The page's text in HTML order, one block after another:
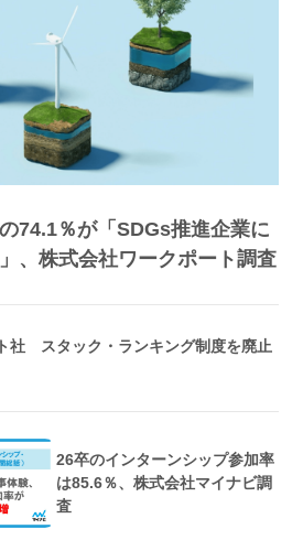
74.1％が「SDGs推進企業に
、株式会社ワークポート調査
社 スタック・ランキング制度を廃止
26卒のインターンシップ参加率
は85.6％、株式会社マイナビ調
査